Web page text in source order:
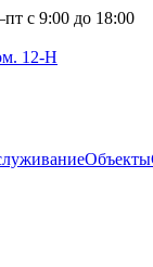
с 9:00 до 18:00
12-Н
Объекты